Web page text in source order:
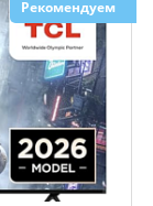
Рекомендуем